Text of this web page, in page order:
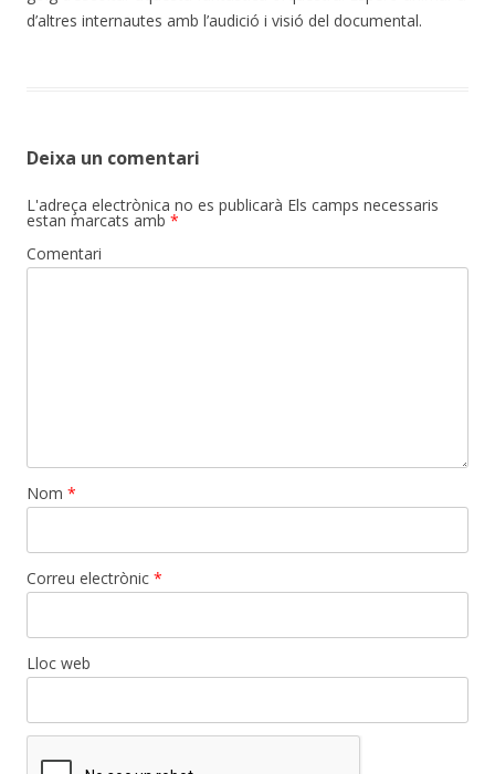
d’altres internautes amb l’audició i visió del documental.
Deixa un comentari
L'adreça electrònica no es publicarà Els camps necessaris
estan marcats amb *
Comentari
Nom *
Correu electrònic *
Lloc web